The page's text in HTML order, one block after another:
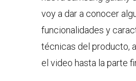
voy a dar a conocer
funcionalidades y
técnicas del producto,
el video hasta la parte